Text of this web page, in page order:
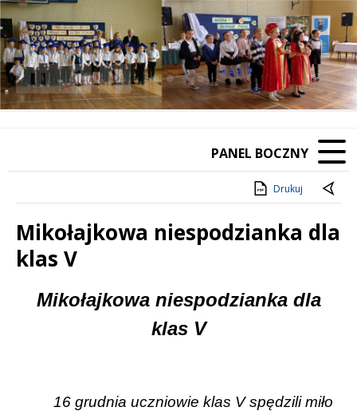
Poprzedni Element
Następny Element
❚❚
PANEL BOCZNY
Drukuj
Mikołajkowa niespodzianka dla
klas V
Treść
Mikołajkowa niespodzianka dla
klas V
16 grudnia uczniowie klas V spędzili miło